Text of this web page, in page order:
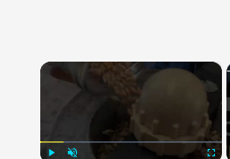
×